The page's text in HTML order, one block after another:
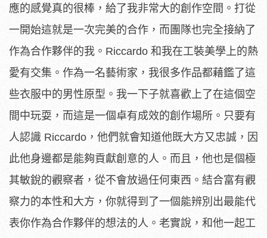
應的感覺真的很棒，給了我非常大的創作空間。打從
一開始這就是一次完美的合作，而團隊也完全接納了
作為合作夥伴的我。Riccardo 和我在工裝美學上的熱
愛有交集。作為一名藝術家，我很多作品都藉鑑了這
些衣服中的男性原型。我一下子就喜歡上了在這個空
間中玩耍，而這是一個卓有成效的創作場所。只要有
人認識 Riccardo，他們就會知道他既大方又忠誠，因
此他身邊都是能夠貢獻創意的人。而且，他也是個極
其敏銳的觀察者，從不會放過任何東西。結合富有觀
察力的本性和大方，你就得到了一個能辨別出最能代
表你作為合作夥伴的想法的人。老實說，和他一起工